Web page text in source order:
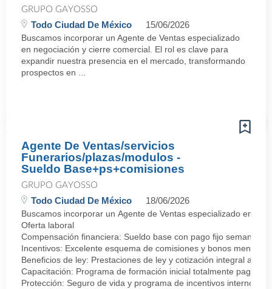
GRUPO GAYOSSO
Todo Ciudad De México 15/06/2026
Buscamos incorporar un Agente de Ventas especializado
en negociación y cierre comercial. El rol es clave para
expandir nuestra presencia en el mercado, transformando
prospectos en ...
Agente De Ventas/servicios
Funerarios/plazas/modulos -
Sueldo Base+ps+comisiones
GRUPO GAYOSSO
Todo Ciudad De México 18/06/2026
Buscamos incorporar un Agente de Ventas especializado en
Oferta laboral
Compensación financiera: Sueldo base con pago fijo semanal.
Incentivos: Excelente esquema de comisiones y bonos
Beneficios de ley: Prestaciones de ley y cotización integral ante
Capacitación: Programa de formación inicial totalmente pagado.
Protección: Seguro de vida y programa de incentivos internos.